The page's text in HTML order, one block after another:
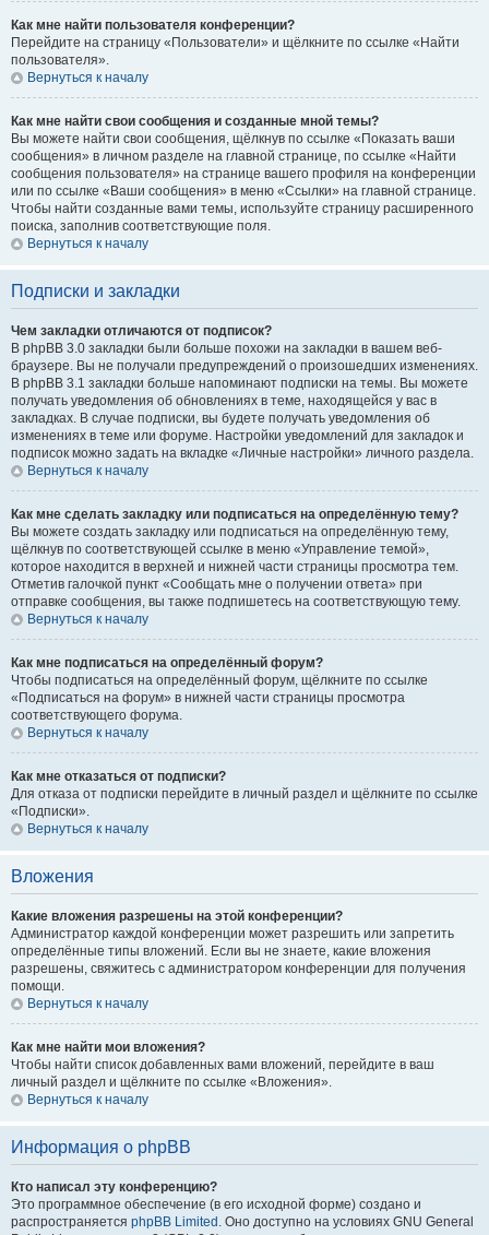
Как мне найти пользователя конференции?
Перейдите на страницу «Пользователи» и щёлкните по ссылке «Найти
пользователя».
Вернуться к началу
Как мне найти свои сообщения и созданные мной темы?
Вы можете найти свои сообщения, щёлкнув по ссылке «Показать ваши
сообщения» в личном разделе на главной странице, по ссылке «Найти
сообщения пользователя» на странице вашего профиля на конференции
или по ссылке «Ваши сообщения» в меню «Ссылки» на главной странице.
Чтобы найти созданные вами темы, используйте страницу расширенного
поиска, заполнив соответствующие поля.
Вернуться к началу
Подписки и закладки
Чем закладки отличаются от подписок?
В phpBB 3.0 закладки были больше похожи на закладки в вашем веб-
браузере. Вы не получали предупреждений о произошедших изменениях.
В phpBB 3.1 закладки больше напоминают подписки на темы. Вы можете
получать уведомления об обновлениях в теме, находящейся у вас в
закладках. В случае подписки, вы будете получать уведомления об
изменениях в теме или форуме. Настройки уведомлений для закладок и
подписок можно задать на вкладке «Личные настройки» личного раздела.
Вернуться к началу
Как мне сделать закладку или подписаться на определённую тему?
Вы можете создать закладку или подписаться на определённую тему,
щёлкнув по соответствующей ссылке в меню «Управление темой»,
которое находится в верхней и нижней части страницы просмотра тем.
Отметив галочкой пункт «Сообщать мне о получении ответа» при
отправке сообщения, вы также подпишетесь на соответствующую тему.
Вернуться к началу
Как мне подписаться на определённый форум?
Чтобы подписаться на определённый форум, щёлкните по ссылке
«Подписаться на форум» в нижней части страницы просмотра
соответствующего форума.
Вернуться к началу
Как мне отказаться от подписки?
Для отказа от подписки перейдите в личный раздел и щёлкните по ссылке
«Подписки».
Вернуться к началу
Вложения
Какие вложения разрешены на этой конференции?
Администратор каждой конференции может разрешить или запретить
определённые типы вложений. Если вы не знаете, какие вложения
разрешены, свяжитесь с администратором конференции для получения
помощи.
Вернуться к началу
Как мне найти мои вложения?
Чтобы найти список добавленных вами вложений, перейдите в ваш
личный раздел и щёлкните по ссылке «Вложения».
Вернуться к началу
Информация о phpBB
Кто написал эту конференцию?
Это программное обеспечение (в его исходной форме) создано и
распространяется phpBB Limited . Оно доступно на условиях GNU General